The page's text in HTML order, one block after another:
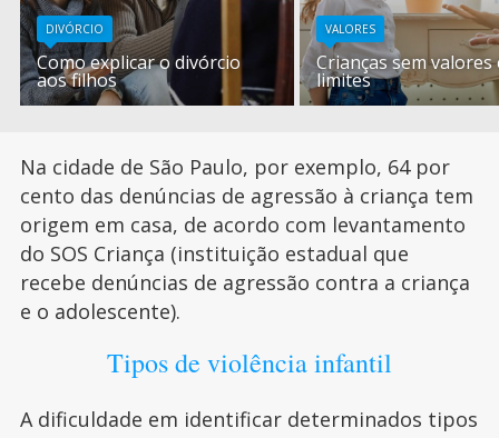
DIVÓRCIO
Como explicar o divórcio
aos filhos
VALORES
Crianças sem valores
limites
Na cidade de São Paulo, por exemplo, 64 por
cento das denúncias de agressão à criança tem
origem em casa, de acordo com levantamento
do SOS Criança (instituição estadual que
recebe denúncias de agressão contra a criança
e o adolescente).
Tipos de violência infantil
A dificuldade em identificar determinados tipos